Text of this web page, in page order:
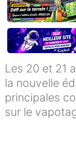
Les 20 et 21
la nouvelle
principales
sur le